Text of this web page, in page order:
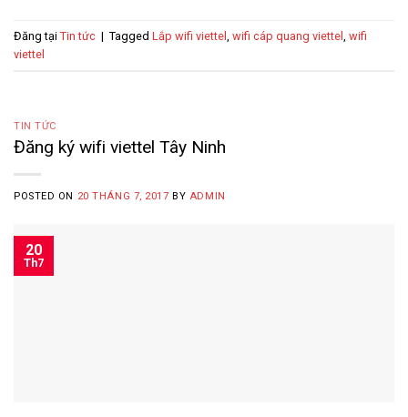
Đăng tại Tin tức | Tagged Lắp wifi viettel wifi cáp quang viettel wifi
viettel
TIN TỨC
Đăng ký wifi viettel Tây Ninh
POSTED ON 20 THÁNG 7, 2017 BY ADMIN
20
Th7